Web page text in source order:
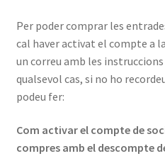
Per poder comprar les
cal haver activat el compte a
un correu amb les instruccions
qualsevol cas, si no ho
podeu fer:
Com activar el compte de
compres amb el descompte